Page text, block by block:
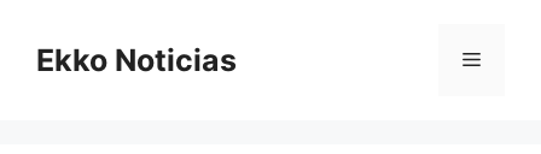
contenido
Ekko Noticias Menú